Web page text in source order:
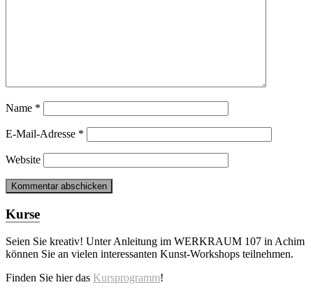
Name *
E-Mail-Adresse *
Website
Kurse
Seien Sie kreativ! Unter Anleitung im WERKRAUM 107 in Achim
können Sie an vielen interessanten Kunst-Workshops teilnehmen.
Finden Sie hier das Kursprogramm!